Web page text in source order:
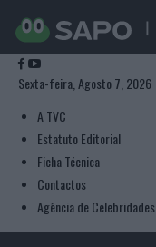
Sexta-feira, Agosto 7, 2026
A TVC
Estatuto Editorial
Ficha Técnica
Contactos
Agência de Celebridades